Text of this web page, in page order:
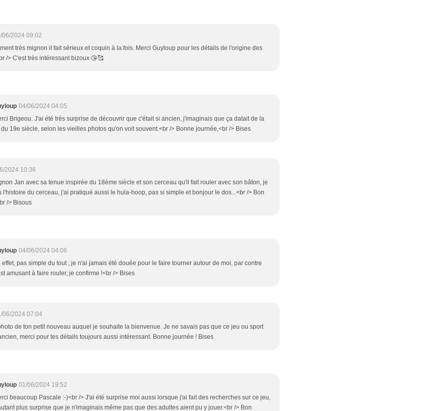
06/2024 09:02
très mignon il fait sérieux et coquin à la fois. Merci Guyloup pour les détails de l'origine des
/> C'est très intéressant bizoux 😘🥰
04/06/2024 04:05
Brigeou. J'ai été très surprise de découvrir que c'était si ancien, j'imaginais que ça datait de la
du 19e siècle, selon les vieilles photos qu'on voit souvent.<br /> Bonne journée,<br /> Bises
2024 10:36
Jan avec sa tenue inspirée du 18ème siècle et son cerceau qu'il fait rouler avec son bâton, je
l'histoire du cerceau, j'ai pratiqué aussi le hula-hoop, pas si simple et bonjour le dos...<br /> Bon
/> Bisous
04/06/2024 04:06
effet, pas simple du tout ; je n'ai jamais été douée pour le faire tourner autour de moi, par contre
amusant à faire rouler, je confirme !<br /> Bises
06/2024 07:04
de ton petit nouveau auquel je souhaite la bienvenue. Je ne savais pas que ce jeu ou sport
merci pour tes détails toujours aussi intéressant. Bonne journée ! Bises
01/06/2024 19:52
beaucoup Pascale :-)<br /> J'ai été surprise moi aussi lorsque j'ai fait des recherches sur ce jeu,
plus surprise que je n'imaginais même pas que des adultes aient pu y jouer.<br /> Bon